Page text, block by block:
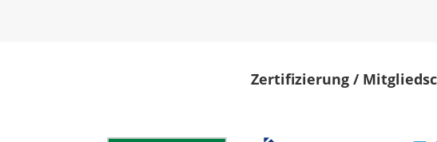
Zertifizierung /